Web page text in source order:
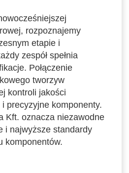
rozpoznajemy
etapie i
zespół spełnia
Połączenie
tworzyw
kontroli jakości
i precyzyjne komponenty.
Kft. oznacza niezawodne
i najwyższe standardy
komponentów.